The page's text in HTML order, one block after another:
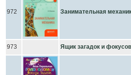
972 Занимательная
973 Ящик загадок и фокусов